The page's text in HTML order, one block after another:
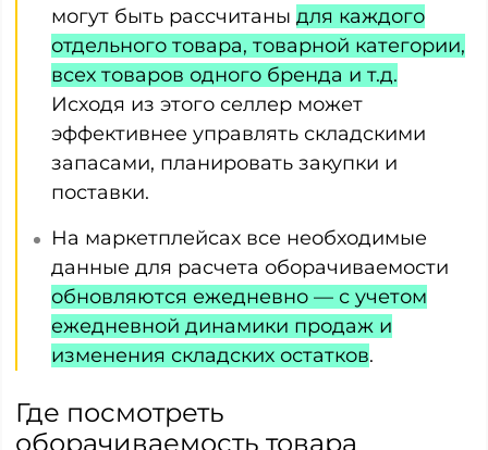
могут быть рассчитаны для каждого
отдельного товара, товарной категории,
всех товаров одного бренда и т.д.
Исходя из этого селлер может
эффективнее управлять складскими
запасами, планировать закупки и
поставки.
На маркетплейсах все необходимые
данные для расчета оборачиваемости
обновляются ежедневно — с учетом
ежедневной динамики продаж и
изменения складских остатков.
Где посмотреть
оборачиваемость товара